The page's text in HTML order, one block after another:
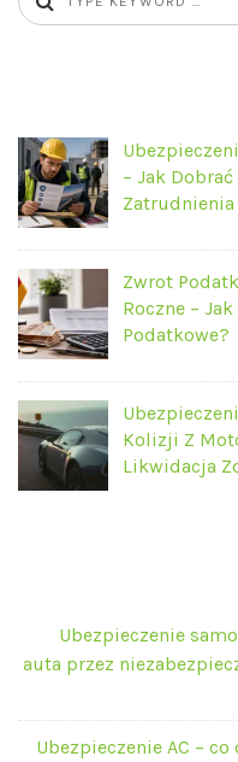
– Jak
Zatrudnienia
Zwrot
Roczne –
Podatkowe?
Kolizji Z
Likwidacja
Ubezpieczenie
auta przez
Ubezpieczenie AC –